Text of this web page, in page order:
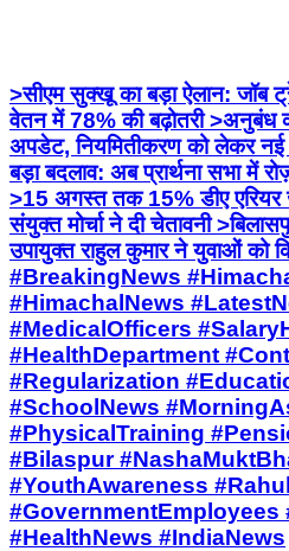
>सीएम सुक्खू का बड़ा ऐलान: जॉब
वेतन में 78% की बढ़ोतरी >अनुबंध
अपडेट, नियमितीकरण को लेकर नई
बड़ा बदलाव: अब प्रार्थना सभा में
>15 अगस्त तक 15% डीए एरियर
संयुक्त मोर्चा ने दी चेतावनी
उपायुक्त राहुल कुमार ने युवाओं को
#BreakingNews
#HimachalNews
#MedicalOfficers
#HealthDepartment
#Regularization
#SchoolNews
#PhysicalTraining
#Bilaspur
#YouthAwareness
#GovernmentEmployees
#HealthNews #IndiaNews